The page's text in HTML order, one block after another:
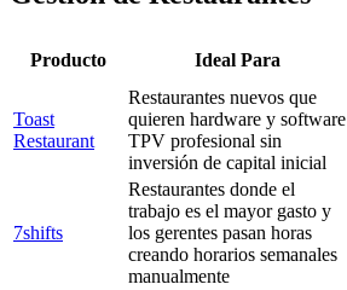
Producto Ideal Para
Toast
Restaurant
Restaurantes nuevos que
quieren hardware y software
TPV profesional sin
inversión de capital inicial
7shifts
Restaurantes donde el
trabajo es el mayor gasto y
los gerentes pasan horas
creando horarios semanales
manualmente